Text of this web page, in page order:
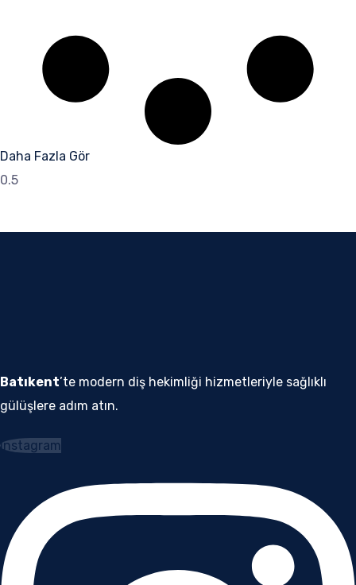
Daha Fazla Gör
Batıkent’te modern diş hekimliği hizmetleriyle sağlıklı
gülüşlere adım atın.
Instagram